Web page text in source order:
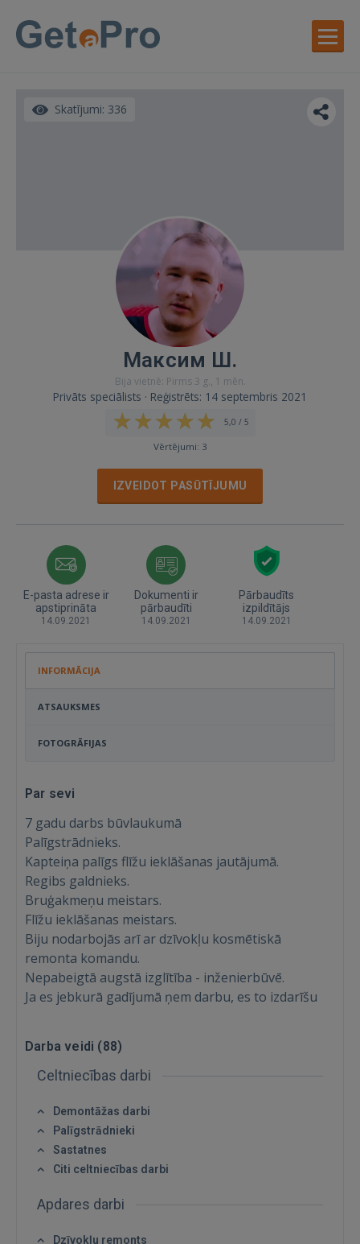
Skatījumi: 336
Максим Ш.
Bija vietnē: Pirms 3 g., 1 mēn.
Privāts speciālists · Reģistrēts: 14 septembris 2021
5,0 / 5
Vērtējumi: 3
IZVEIDOT PASŪTĪJUMU
E-pasta adrese ir
apstiprināta
14.09.2021
Dokumenti ir
pārbaudīti
14.09.2021
Pārbaudīts
izpildītājs
14.09.2021
INFORMĀCIJA
ATSAUKSMES
FOTOGRĀFIJAS
Par sevi
7 gadu darbs būvlaukumā
Palīgstrādnieks.
Kapteiņa palīgs flīžu ieklāšanas jautājumā.
Regibs galdnieks.
Bruģakmeņu meistars.
Flīžu ieklāšanas meistars.
Biju nodarbojās arī ar dzīvokļu kosmētiskā
remonta komandu.
Nepabeigtā augstā izglītība - inženierbūvē.
Ja es jebkurā gadījumā ņem darbu, es to izdarīšu
Darba veidi (88)
Celtniecības darbi
Demontāžas darbi
Palīgstrādnieki
Sastatnes
Citi celtniecības darbi
Apdares darbi
Dzīvokļu remonts